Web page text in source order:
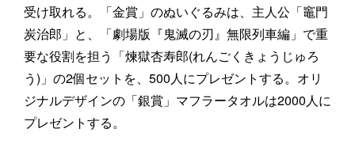
受け取れる。「金賞」のぬいぐるみは、主人公「竈門
炭治郎」と、「劇場版『鬼滅の刃』無限列車編」で重
要な役割を担う「煉獄杏寿郎(れんごくきょうじゅろ
う)」の2個セットを、500人にプレゼントする。オリ
ジナルデザインの「銀賞」マフラータオルは2000人に
プレゼントする。